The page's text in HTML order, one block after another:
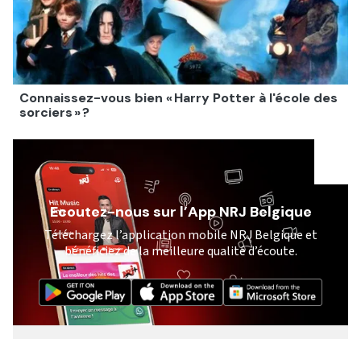
Connaissez-vous bien « Harry Potter à l'école des
sorciers » ?
Ecoutez-nous sur l’App NRJ Belgique
Téléchargez l’application mobile NRJ Belgique et
bénéficiez de la meilleure qualité d’écoute.